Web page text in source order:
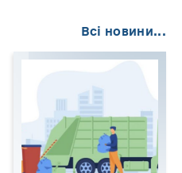
Всі новини...